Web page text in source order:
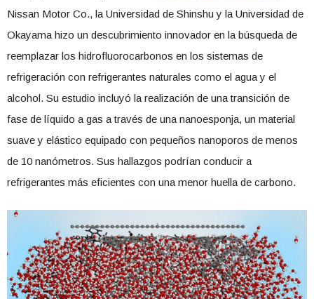
Nissan Motor Co., la Universidad de Shinshu y la Universidad de
Okayama hizo un descubrimiento innovador en la búsqueda de
reemplazar los hidrofluorocarbonos en los sistemas de
refrigeración con refrigerantes naturales como el agua y el
alcohol. Su estudio incluyó la realización de una transición de
fase de líquido a gas a través de una nanoesponja, un material
suave y elástico equipado con pequeños nanoporos de menos
de 10 nanómetros. Sus hallazgos podrían conducir a
refrigerantes más eficientes con una menor huella de carbono.